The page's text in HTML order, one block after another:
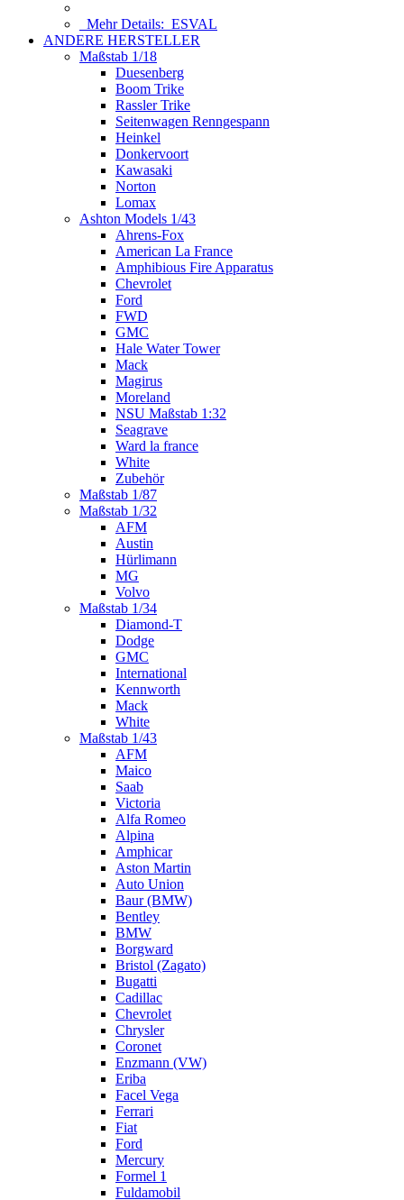
Mehr Details: ESVAL
ANDERE HERSTELLER
Maßstab 1/18
Duesenberg
Boom Trike
Rassler Trike
Seitenwagen Renngespann
Heinkel
Donkervoort
Kawasaki
Norton
Lomax
Ashton Models 1/43
Ahrens-Fox
American La France
Amphibious Fire Apparatus
Chevrolet
Ford
FWD
GMC
Hale Water Tower
Mack
Magirus
Moreland
NSU Maßstab 1:32
Seagrave
Ward la france
White
Zubehör
Maßstab 1/87
Maßstab 1/32
AFM
Austin
Hürlimann
MG
Volvo
Maßstab 1/34
Diamond-T
Dodge
GMC
International
Kennworth
Mack
White
Maßstab 1/43
AFM
Maico
Saab
Victoria
Alfa Romeo
Alpina
Amphicar
Aston Martin
Auto Union
Baur (BMW)
Bentley
BMW
Borgward
Bristol (Zagato)
Bugatti
Cadillac
Chevrolet
Chrysler
Coronet
Enzmann (VW)
Eriba
Facel Vega
Ferrari
Fiat
Ford
Mercury
Formel 1
Fuldamobil